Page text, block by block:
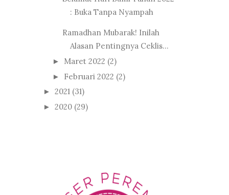
: Buka Tanpa Nyampah
Ramadhan Mubarak! Inilah
Alasan Pentingnya Ceklis...
► Maret 2022 (2)
► Februari 2022 (2)
► 2021 (31)
► 2020 (29)